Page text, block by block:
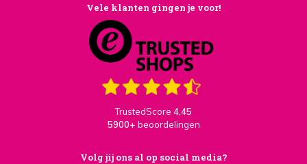
Vele klanten gingen je voor!
TrustedScore 4,45
5900+ beoordelingen
Volg jij ons al op social media?